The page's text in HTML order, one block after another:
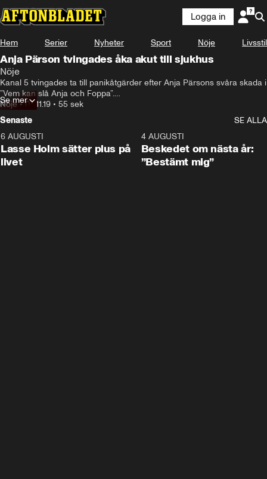
Logga in
Hem Serier Nyheter Sport Nöje Livsstil
Anja Pärson tvingades åka akut till sjukhus
Nöje
Kanal 5 tvingades ta till panikåtgärder efter Anja Pärsons svåra skada i
”Vem kan slå Anja och Foppa”.
För att kunna fortsätta arbetet med Kanal 5:s jättesatsning kastades
hela inspelningsschemat om.
Nöje•04.11.19 • 55 sek
Se mer
Senaste
SE ALLA
6 AUGUSTI
Lasse Holm sätter plus på
livet
4 AUGUSTI
Beskedet om nästa år:
”Bestämt mig”